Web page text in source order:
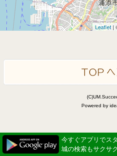
Leaflet |
Powered by
今すぐアプリでス
城の検索もサクサ